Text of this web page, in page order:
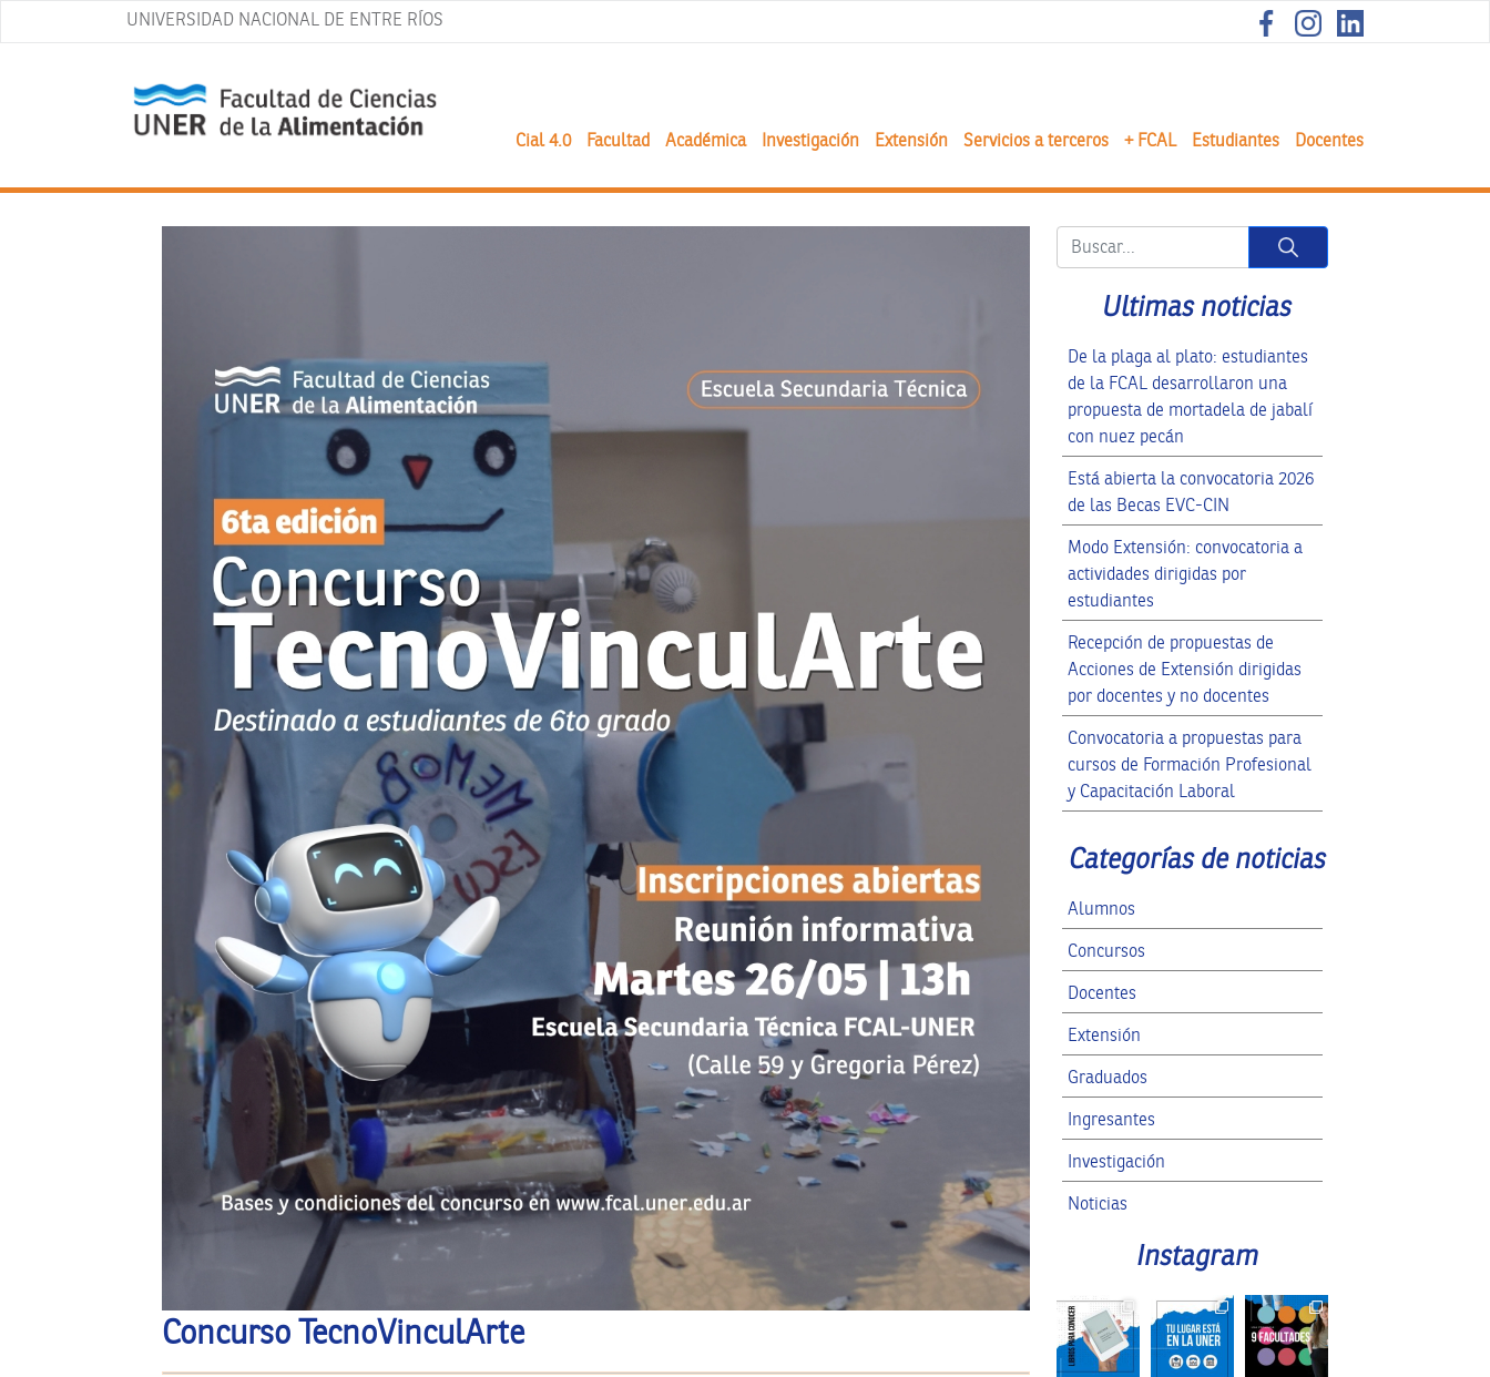
UNIVERSIDAD NACIONAL DE ENTRE RÍOS
Cial 4.0 Facultad Académica Investigación Extensión Servicios a terceros + FCAL Estudiantes Docentes
Concurso TecnoVinculArte
Button
Ultimas noticias
De la plaga al plato: estudiantes
de la FCAL desarrollaron una
propuesta de mortadela de jabalí
con nuez pecán
Está abierta la convocatoria 2026
de las Becas EVC-CIN
Modo Extensión: convocatoria a
actividades dirigidas por
estudiantes
Recepción de propuestas de
Acciones de Extensión dirigidas
por docentes y no docentes
Convocatoria a propuestas para
cursos de Formación Profesional
y Capacitación Laboral
Categorías de noticias
Alumnos
Concursos
Docentes
Extensión
Graduados
Ingresantes
Investigación
Noticias
Instagram